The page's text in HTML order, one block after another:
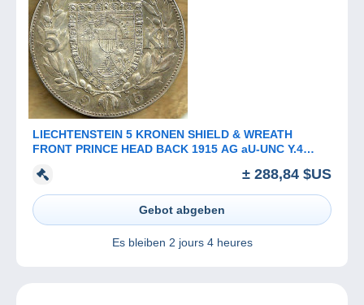
LIECHTENSTEIN 5 KRONEN SHIELD & WREATH
FRONT PRINCE HEAD BACK 1915 AG aU-UNC Y.4
± 288,84 $US
Gebot abgeben
Es bleiben 2 jours 4 heures